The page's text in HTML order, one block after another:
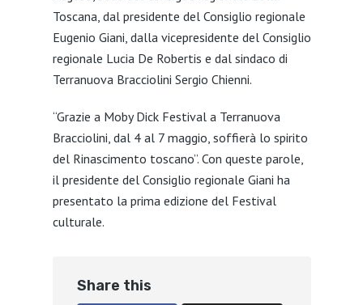
Toscana, dal presidente del Consiglio regionale
Eugenio Giani, dalla vicepresidente del Consiglio
regionale Lucia De Robertis e dal sindaco di
Terranuova Bracciolini Sergio Chienni.
“Grazie a Moby DickFestival a Terranuova
Bracciolini, dal 4 al 7 maggio, soffierà lo spirito
del Rinascimento toscano”. Con queste parole,
il presidente del Consiglio regionale Giani ha
presentato la prima edizione del Festival
culturale.
Share this